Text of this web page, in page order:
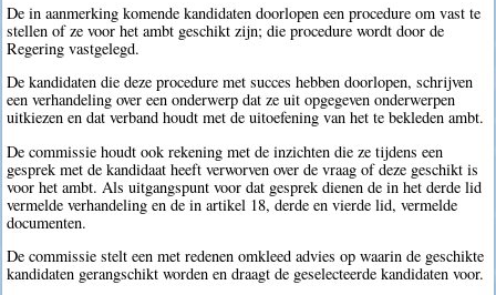
De in aanmerking komende kandidaten doorlopen een procedure om vast te
stellen of ze voor het ambt geschikt zijn; die procedure wordt door de
Regering vastgelegd.
De kandidaten die deze procedure met succes hebben doorlopen, schrijven
een verhandeling over een onderwerp dat ze uit opgegeven onderwerpen
uitkiezen en dat verband houdt met de uitoefening van het te bekleden ambt.
De commissie houdt ook rekening met de inzichten die ze tijdens een
gesprek met de kandidaat heeft verworven over de vraag of deze geschikt is
voor het ambt. Als uitgangspunt voor dat gesprek dienen de in het derde lid
vermelde verhandeling en de in artikel 18, derde en vierde lid, vermelde
documenten.
De commissie stelt een met redenen omkleed advies op waarin de geschikte
kandidaten gerangschikt worden en draagt de geselecteerde kandidaten voor.